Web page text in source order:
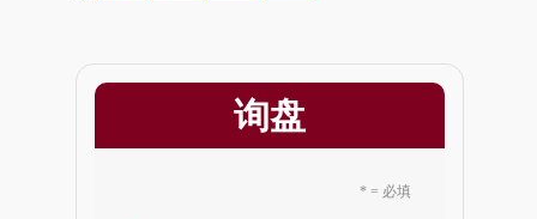
询盘
* = 必填